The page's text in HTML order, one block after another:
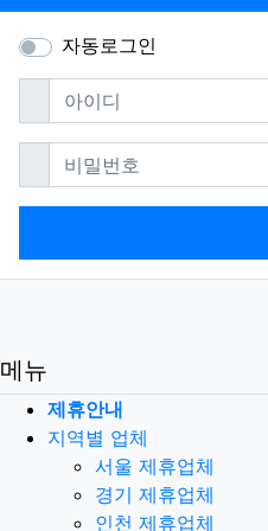
자동로그인
아이디필수
비밀번호필수
메뉴
제휴안내
지역별 업체
서울 제휴업체
경기 제휴업체
인천 제휴업체